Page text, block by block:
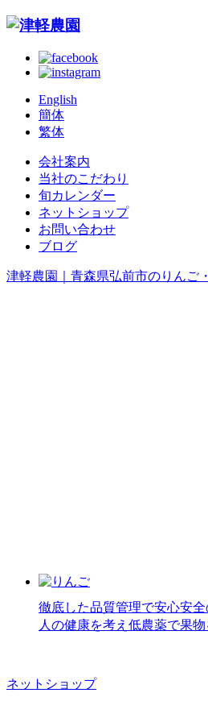
English
簡体
繁体
会社案内
当社のこだわり
旬カレンダー
ネットショップ
お問い合わせ
ブログ
津軽農園｜青森県弘前市のりんご
徹底した品質管理で安心安
人の健康を考え低農薬で果物
ネットショップ